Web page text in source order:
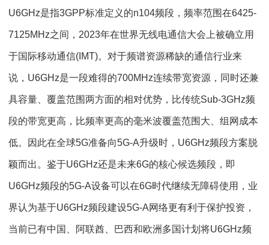
U6GHz是指3GPP标准定义的n104频段，频率范围在6425-
7125MHz之间，2023年在世界无线电通信大会上被确立用
于国际移动通信(IMT)。对于频谱资源稀缺的通信行业来
说，U6GHz是一段难得的700MHz连续带宽资源，同时还兼
具容量、覆盖范围两方面的相对优势，比传统Sub-3GHz频
段的带宽更高，比频率更高的毫米波覆盖范围大、组网成本
低。因此在全球5G准备向5G-A升级时，U6GHz频段方案脱
颖而出。鉴于U6GHz还是未来6G的核心候选频段，即
U6GHz频段的5G-A设备可以在6G时代继续无障碍使用，业
界认为基于U6GHz频段建设5G-A网络更有利于保护投资，
当前已有中国、阿联酋、巴西和欧洲多国计划将U6GHz频